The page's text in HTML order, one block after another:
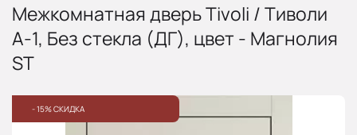
Межкомнатная дверь Tivoli / Тиволи
А-1, Без стекла (ДГ), цвет - Магнолия
ST
- 15% СКИДКА